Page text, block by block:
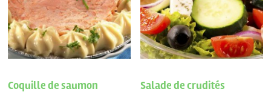
Coquille de saumon Salade de crudités